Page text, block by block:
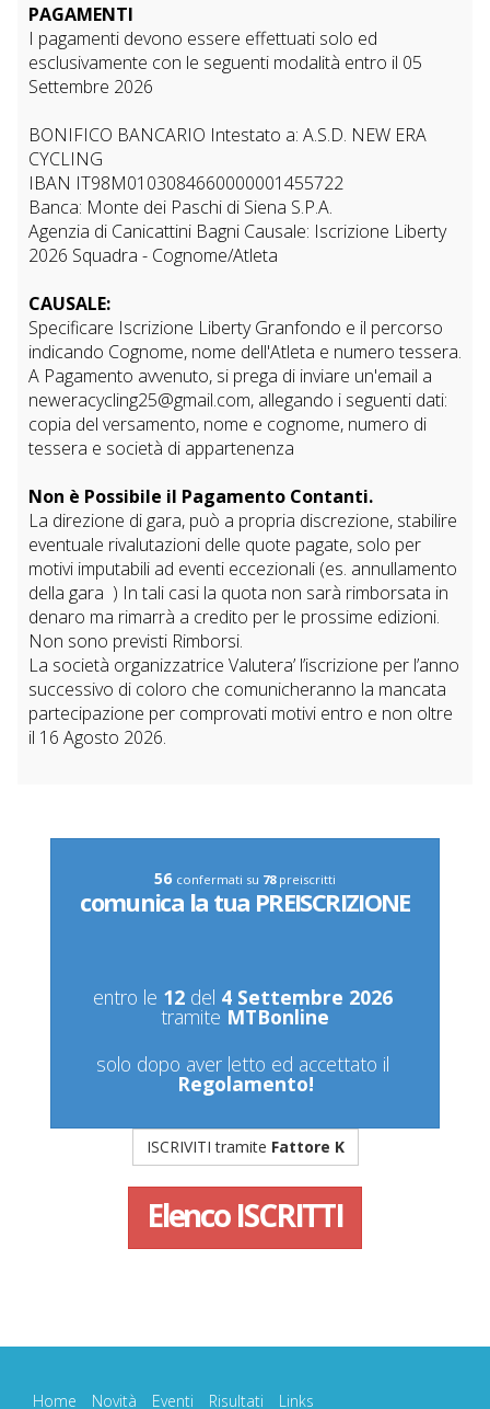
PAGAMENTI
I pagamenti devono essere effettuati solo ed
esclusivamente con le seguenti modalità entro il 05
Settembre 2026
BONIFICO BANCARIO Intestato a: A.S.D. NEW ERA
CYCLING
IBAN IT98M0103084660000001455722
Banca: Monte dei Paschi di Siena S.P.A.
Agenzia di Canicattini Bagni Causale: Iscrizione Liberty
2026 Squadra - Cognome/Atleta
CAUSALE:
Specificare Iscrizione Liberty Granfondo e il percorso
indicando Cognome, nome dell'Atleta e numero tessera.
A Pagamento avvenuto, si prega di inviare un'email a
neweracycling25@gmail.com, allegando i seguenti dati:
copia del versamento, nome e cognome, numero di
tessera e società di appartenenza
Non è Possibile il Pagamento Contanti.
La direzione di gara, può a propria discrezione, stabilire
eventuale rivalutazioni delle quote pagate, solo per
motivi imputabili ad eventi eccezionali (es. annullamento
della gara ) In tali casi la quota non sarà rimborsata in
denaro ma rimarrà a credito per le prossime edizioni.
Non sono previsti Rimborsi.
La società organizzatrice Valutera’ l’iscrizione per l’anno
successivo di coloro che comunicheranno la mancata
partecipazione per comprovati motivi entro e non oltre
il 16 Agosto 2026.
56 confermati su 78 preiscritti
comunica la tua PREISCRIZIONE
entro le 12 del 4 Settembre 2026
tramite MTBonline
Regolamento!
ISCRIVITI tramite Fattore K
ElencoISCRITTI
Home Novità Eventi Risultati Links